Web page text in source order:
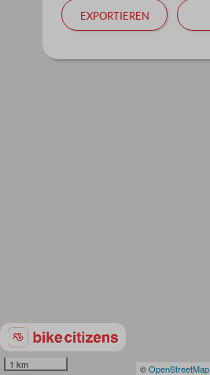
1 km ©OpenStreetMap
exportieren